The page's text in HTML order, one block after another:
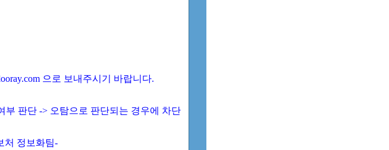
으로 보내주시기 바랍니다.
부 판단 -> 오탐으로 판단되는 경우에 차단
처 정보화팀-